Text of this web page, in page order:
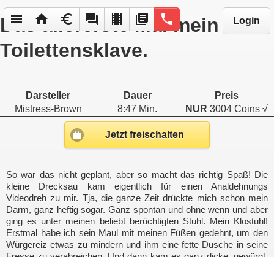
menu home euro forum local_movies library_books phone Login
Das allererste Mal mein
Toilettensklave.
Darsteller Dauer
Preis
Mistress-Brown
8:47 Min. NUR 3004 Coins √
Jetzt freischalten
So war das nicht geplant, aber so macht das richtig Spaß! Die
kleine Drecksau kam eigentlich für einen Analdehnungs
Videodreh zu mir. Tja, die ganze Zeit drückte mich schon mein
Darm, ganz heftig sogar. Ganz spontan und ohne wenn und aber
ging es unter meinen beliebt berüchtigten Stuhl. Mein Klostuhl!
Erstmal habe ich sein Maul mit meinen Füßen gedehnt, um den
Würgereiz etwas zu mindern und ihm eine fette Dusche in seine